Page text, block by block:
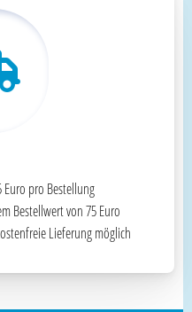
Euro pro Bestellung
Bestellwert von 75 Euro
Lieferung möglich